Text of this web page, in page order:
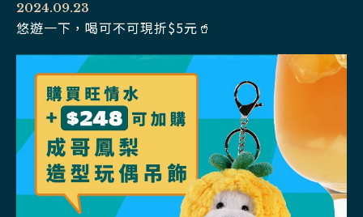
2024.09.23
悠遊一下，喝可不可現折$5元🥤